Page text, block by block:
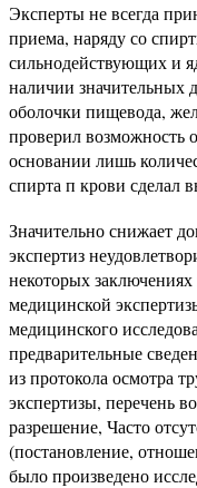
Эксперты не всегда
приема, наряду со
сильнодействующих и
наличии значительных
оболочки пищевода,
проверил возможность
основании лишь
спирта п крови сделал
Значительно снижает
экспертиз
некоторых заключениях
медицинской
медицинского
предварительные
из протокола осмотра
экспертизы, перечень
разрешение, Часто
(постановление,
было произведено